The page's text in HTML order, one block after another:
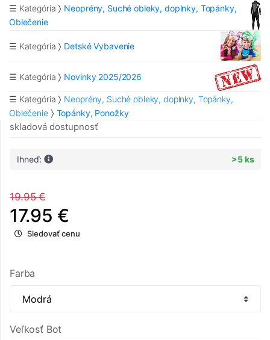
☰ Kategória
Neoprény, Suché obleky, doplnky, Topánky,
Oblečenie
☰ Kategória Detské Vybavenie
☰ Kategória Novinky 2025/2026
☰ Kategória
Neoprény, Suché obleky, doplnky, Topánky,
Oblečenie
Topánky, Ponožky
skladová dostupnosť
Ihneď: >5 ks
19.95 €
17.95 €
Sledovať cenu
Farba
Veľkosť Bot